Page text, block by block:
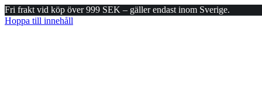
Fri frakt vid köp över 999 SEK – gäller endast inom Sverige.
Hoppa till innehåll